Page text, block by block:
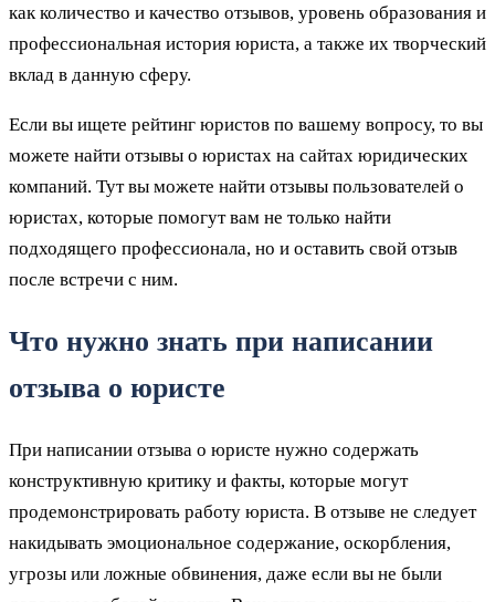
как количество и качество отзывов, уровень образования и
профессиональная история юриста, а также их творческий
вклад в данную сферу.
Если вы ищете рейтинг юристов по вашему вопросу, то вы
можете найти отзывы о юристах на сайтах юридических
компаний. Тут вы можете найти отзывы пользователей о
юристах, которые помогут вам не только найти
подходящего профессионала, но и оставить свой отзыв
после встречи с ним.
Что нужно знать при написании
отзыва о юристе
При написании отзыва о юристе нужно содержать
конструктивную критику и факты, которые могут
продемонстрировать работу юриста. В отзыве не следует
накидывать эмоциональное содержание, оскорбления,
угрозы или ложные обвинения, даже если вы не были